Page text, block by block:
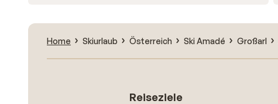
Home Skiurlaub Österreich Ski Amadé Großarl
Reiseziele